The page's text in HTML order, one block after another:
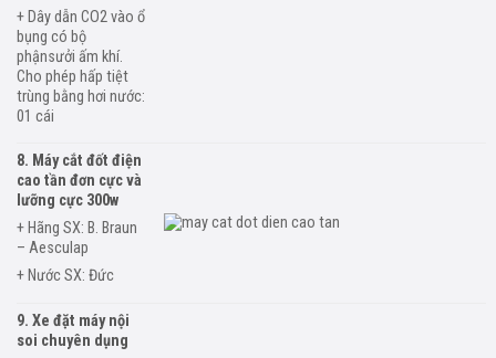
+ Dây dẫn CO2 vào ổ
bụng có bộ
phậnsưởi ấm khí.
Cho phép hấp tiệt
trùng bằng hơi nước:
01 cái
8. Máy cắt đốt điện
cao tần đơn cực và
lưỡng cực 300w
+ Hãng SX: B. Braun
– Aesculap
+ Nước SX: Đức
9. Xe đặt máy nội
soi chuyên dụng